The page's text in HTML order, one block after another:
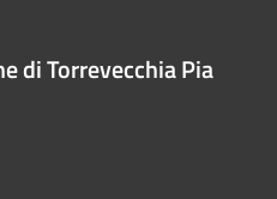
di Torrevecchia Pia